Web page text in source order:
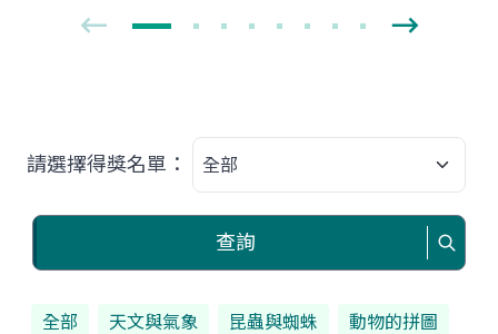
請選擇得獎名單：
查詢
全部
天文與氣象
昆蟲與蜘蛛
動物的拼圖